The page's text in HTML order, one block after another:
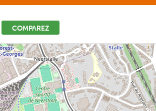
COMPAREZ